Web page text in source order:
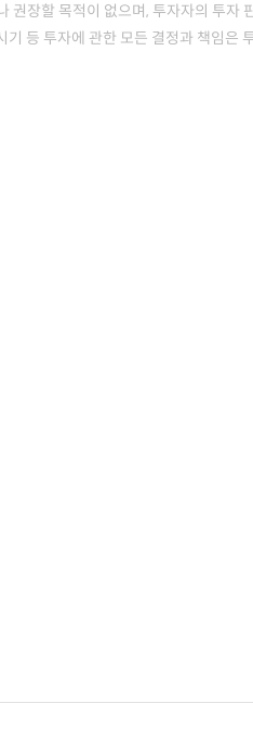
권장할 목적이 없으며, 투자자의 투자
기 등 투자에 관한 모든 결정과 책임은